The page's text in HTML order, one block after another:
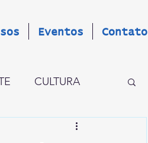
Eventos Contato
CULTURA
EVENTOS